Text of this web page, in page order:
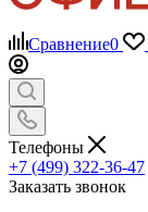
Сравнение0
Телефоны
+7 (499) 322-36-47
Заказать звонок